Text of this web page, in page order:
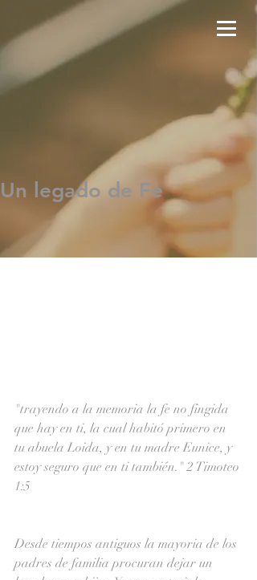
Un legado de Fe
"trayendo a la memoria la fe no fingida
que hay en ti, la cual habitó primero en
tu abuela Loida, y en tu madre Eunice, y
estoy seguro que en ti también." 2 Timoteo
1:5
Desde tiempos antiguos la mayoria de los
padres de familia procuran dejar un